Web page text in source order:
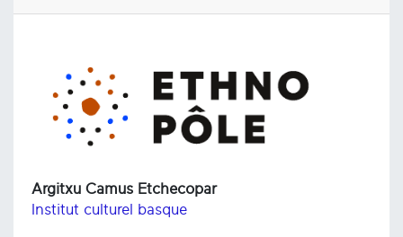
Argitxu Camus Etchecopar
Institut culturel basque